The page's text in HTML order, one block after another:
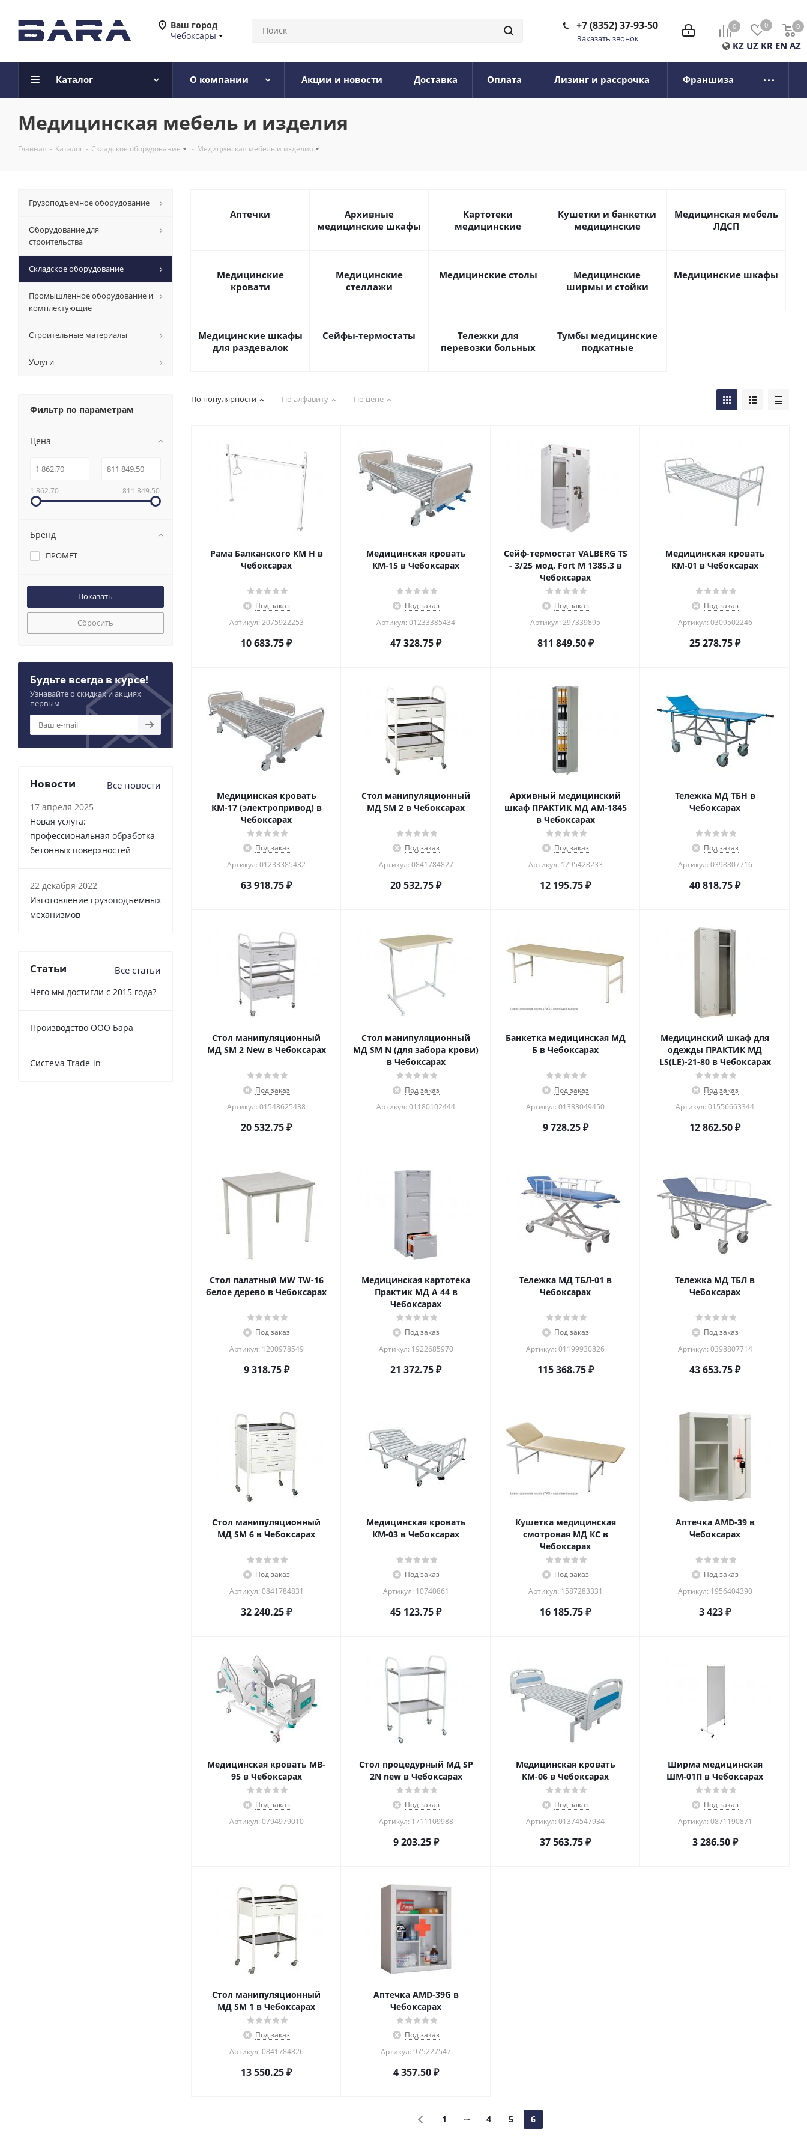
Ваш город
Чебоксары
0 0 0
0
KZ UZ KR EN AZ
+7 (8352) 37-93-50
Заказать звонок
Каталог О компании Акции и новости Доставка Оплата Лизинг и рассрочка Франшиза
Медицинская мебель и изделия
Главная - Каталог - Складское оборудование - Медицинская мебель и изделия
Аптечки
Архивные
медицинские шкафы
Картотеки
медицинские
Кушетки и банкетки
медицинские
Медицинская мебель
ЛДСП
Медицинские
кровати
Медицинские
стеллажи
Медицинские столы
Медицинские
ширмы и стойки
Медицинские шкафы
Медицинские шкафы
для раздевалок
Сейфы-термостаты
Тележки для
перевозки больных
Тумбы медицинские
подкатные
По популярности По алфавиту По цене
Рама Балканского КМ Н в
Чебоксарах
Под заказ
Артикул: 2075922253
10 683.75₽
Медицинская кровать
КМ-15 в Чебоксарах
Под заказ
Артикул: 01233385434
47 328.75₽
Сейф-термостат VALBERG TS
- 3/25 мод. Fort M 1385.3 в
Чебоксарах
Под заказ
Артикул: 297339895
811 849.50₽
Медицинская кровать
КМ-01 в Чебоксарах
Под заказ
Артикул: 0309502246
25 278.75₽
Медицинская кровать
КМ-17 (электропривод) в
Чебоксарах
Под заказ
Артикул: 01233385432
63 918.75₽
Стол манипуляционный
МД SM 2 в Чебоксарах
Под заказ
Артикул: 0841784827
20 532.75₽
Архивный медицинский
шкаф ПРАКТИК МД АМ-1845
в Чебоксарах
Под заказ
Артикул: 1795428233
12 195.75₽
Тележка МД ТБН в
Чебоксарах
Под заказ
Артикул: 0398807716
40 818.75₽
Стол манипуляционный
МД SM 2 New в Чебоксарах
Под заказ
Артикул: 01548625438
20 532.75₽
Стол манипуляционный
МД SM N (для забора крови)
в Чебоксарах
Под заказ
Артикул: 01180102444
Банкетка медицинская МД
Б в Чебоксарах
Под заказ
Артикул: 01383049450
9 728.25₽
Медицинский шкаф для
одежды ПРАКТИК МД
LS(LE)-21-80 в Чебоксарах
Под заказ
Артикул: 01556663344
12 862.50₽
Стол палатный MW TW-16
белое дерево в Чебоксарах
Под заказ
Артикул: 1200978549
9 318.75₽
Медицинская картотека
Практик МД A 44 в
Чебоксарах
Под заказ
Артикул: 1922685970
21 372.75₽
Тележка МД ТБЛ-01 в
Чебоксарах
Под заказ
Артикул: 01199930826
115 368.75₽
Тележка МД ТБЛ в
Чебоксарах
Под заказ
Артикул: 0398807714
43 653.75₽
Стол манипуляционный
МД SM 6 в Чебоксарах
Под заказ
Артикул: 0841784831
32 240.25₽
Медицинская кровать
КМ-03 в Чебоксарах
Под заказ
Артикул: 10740861
45 123.75₽
Кушетка медицинская
смотровая МД КС в
Чебоксарах
Под заказ
Артикул: 1587283331
16 185.75₽
Аптечка AMD-39 в
Чебоксарах
Под заказ
Артикул: 1956404390
3 423₽
Медицинская кровать MB-
95 в Чебоксарах
Под заказ
Артикул: 0794979010
Стол процедурный МД SP
2N new в Чебоксарах
Под заказ
Артикул: 1711109988
9 203.25₽
Медицинская кровать
КМ-06 в Чебоксарах
Под заказ
Артикул: 01374547934
37 563.75₽
Ширма медицинская
ШМ-01П в Чебоксарах
Под заказ
Артикул: 0871190871
3 286.50₽
Стол манипуляционный
МД SM 1 в Чебоксарах
Под заказ
Артикул: 0841784826
13 550.25₽
Аптечка AMD-39G в
Чебоксарах
Под заказ
Артикул: 975227547
4 357.50₽
1 4 5 6
Грузоподъемное оборудование
Оборудование для
строительства
Складское оборудование
Промышленное оборудование и
комплектующие
Строительные материалы
Услуги
Фильтр по параметрам
Цена
1 862.70 811 849.50
Бренд
ПРОМЕТ
Сбросить
Будьте всегда в курсе!
Узнавайте о скидках и акциях
первым
Новости Все новости
17 апреля 2025
Новая услуга:
профессиональная обработка
бетонных поверхностей
22 декабря 2022
Изготовление грузоподъемных
механизмов
Статьи Все статьи
Чего мы достигли с 2015 года?
Производство ООО Бара
Cистема Trade-in